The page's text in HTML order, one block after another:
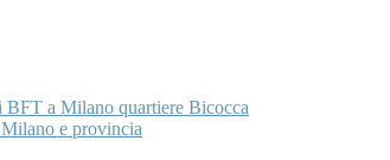
BFT a Milano quartiere Bicocca
e provincia